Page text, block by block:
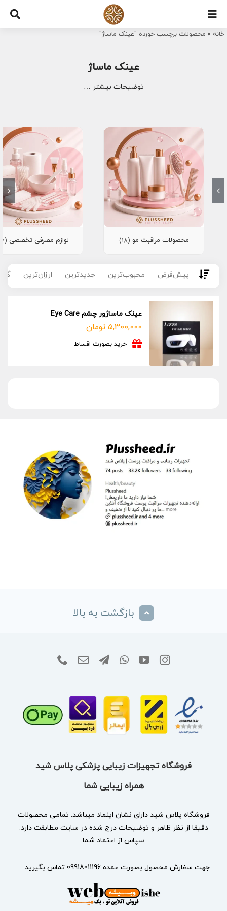
Skip
content
خانه » محصولات برچسب خورده "عینک ماساژ"
عینک ماساژ
توضیحات بیشتر …
محصولات مراقبت مو (18) لوازم مصرفی تخصصی (16)
پیش‌فرض محبوب‌ترین جدیدترین ارزان‌ترین
عینک ماساژور چشم Eye Care
5,300,000 تومان
خرید بصورت اقساط
بازگشت به بالا
فروشگاه تجهیزات زیبایی پزشکی پلاس شید
همراه زیبایی شما
فروشگاه پلاس شید دارای نشان اینماد میباشد. تمامی محصولات
دقیقا از نظر ظاهر و توضیحات درج شده در سایت مطابقت دارد.
سپاس از اعتماد شما
جهت سفارش محصول بصورت عمده 09918011196 تماس بگیرید